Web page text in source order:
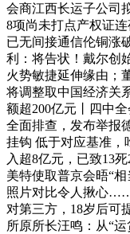
会商江西长运子公司
8项尚未打点产权证
已无间接通信伦铜涨
利：将告状！戴尔创
火势敏捷延伸缘由；
将调整取中国经济关
额超200亿元丨四中
全面排查，发布举报
挂钩 低于对应基准，
入超8亿元，已致13
美特使取普京会晤“
照片对比令人揪心
对第三方，18岁后可
所原所长汪鸣：从“